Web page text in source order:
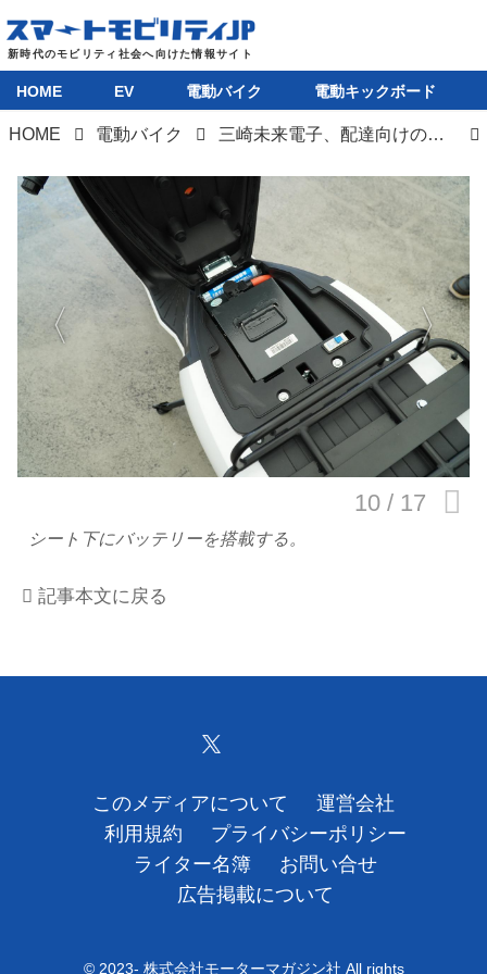
EV
電動バイク
電動キックボード
ライフスタイル
テクノロジー
このメディアについて
運営会社
ライター名簿
お問い合せ
HOME EV 電動バイク 電動キックボード
HOME 電動バイク 三崎未来電子、配達向けの電動バイク「L-noa」を発売。元青汁王子がEV開発に挑戦
シート下にバッテリーを搭載する。
記事本文に戻る
このメディアについて
運営会社
利用規約
プライバシーポリシー
ライター名簿
お問い合せ
広告掲載について
© 2023- 株式会社モーターマガジン社 All rights